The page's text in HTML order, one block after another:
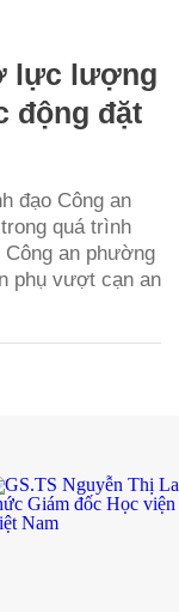
lực lượng
động đặt
đạo Công an
quá trình
an phường
phụ vượt cạn an